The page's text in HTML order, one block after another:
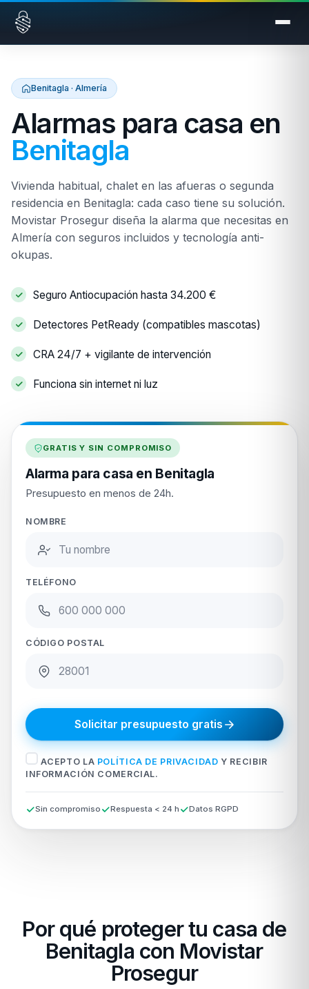
Saltar al contenido
Benitagla · Almería
Alarmas para casa en
Benitagla
Vivienda habitual, chalet en las afueras o segunda
residencia en Benitagla: cada caso tiene su solución.
Movistar Prosegur diseña la alarma que necesitas en
Almería con seguros incluidos y tecnología anti-
okupas.
Seguro Antiocupación hasta 34.200 €
Detectores PetReady (compatibles mascotas)
CRA 24/7 + vigilante de intervención
Funciona sin internet ni luz
GRATIS Y SIN COMPROMISO
Alarma para casa en Benitagla
Presupuesto en menos de 24h.
NOMBRE
TELÉFONO
CÓDIGO POSTAL
Solicitar presupuesto gratis
ACEPTO LA POLÍTICA DE PRIVACIDAD Y RECIBIR
INFORMACIÓN COMERCIAL.
Sin compromiso Respuesta < 24 h Datos RGPD
Por qué proteger tu casa de
Benitagla con Movistar
Prosegur